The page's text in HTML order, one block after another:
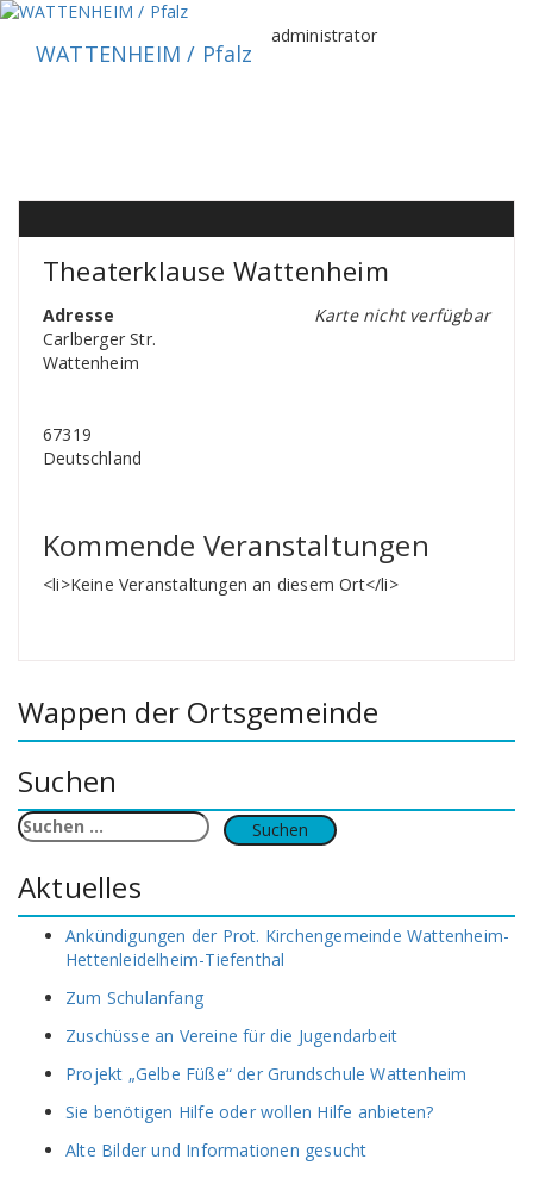
Zum
springenWATTENHEIM / Pfalz
administrator
Theaterklause Wattenheim
Karte nicht verfügbar
Adresse
Carlberger Str.
Wattenheim
67319
Deutschland
Kommende Veranstaltungen
<li>Keine Veranstaltungen an diesem Ort</li>
Wappen der Ortsgemeinde
Suchen
Suchen
nach:
Aktuelles
Ankündigungen der Prot. Kirchengemeinde Wattenheim-
Hettenleidelheim-Tiefenthal
Zum Schulanfang
Zuschüsse an Vereine für die Jugendarbeit
Projekt „Gelbe Füße“ der Grundschule Wattenheim
Sie benötigen Hilfe oder wollen Hilfe anbieten?
Alte Bilder und Informationen gesucht